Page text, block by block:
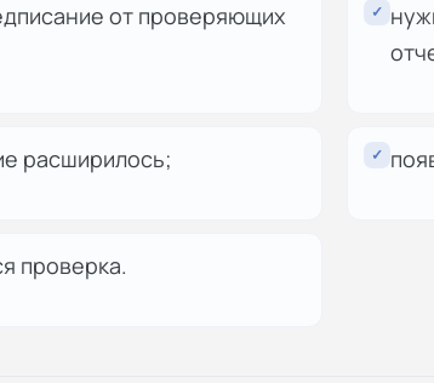
от проверяющих
✓
расширилось; ✓
проверка.